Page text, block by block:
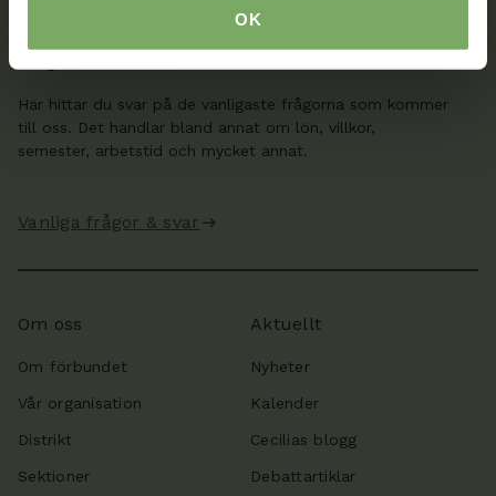
OK
Här hittar du svar på de vanligaste frågorna som kommer
till oss. Det handlar bland annat om lön, villkor,
semester, arbetstid och mycket annat.
Vanliga frågor & svar
Om oss
Om förbundet
Vår organisation
Distrikt
Sektioner
Aktuellt
Nyheter
Kalender
Cecilias blogg
Debattartiklar